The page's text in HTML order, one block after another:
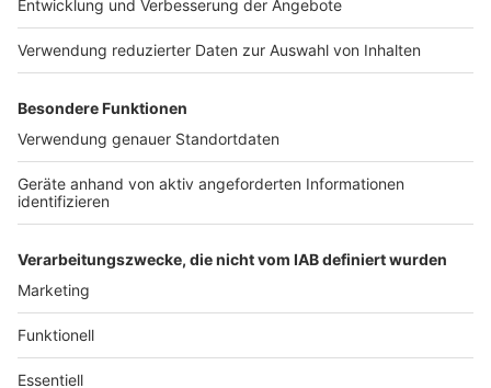
Presse
Werben
Archiv
ANTENNE BAYERN GROUP
Stiftung ANTENNE BAYERN
hilft
Teilnahmebedingungen
Grounding Page ANTENNE
BAYERN
Verkehrs-Hotline